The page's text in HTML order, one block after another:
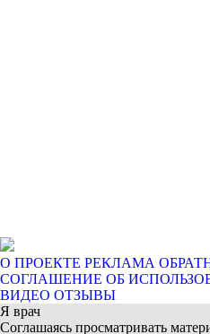
О ПРОЕКТЕ РЕКЛАМА
СОГЛАШЕНИЕ ОБ
ВИДЕО ОТЗЫВЫ
Я врач
Соглашаясь просматривать